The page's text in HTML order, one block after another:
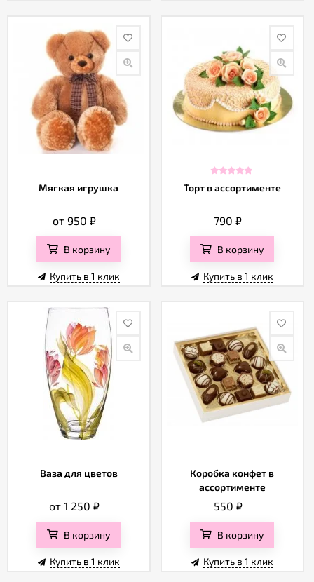
Мягкая игрушка
от 950₽
В корзину
Купить в 1 клик
Торт в ассортименте
790₽
В корзину
Купить в 1 клик
Ваза для цветов
от 1 250₽
В корзину
Купить в 1 клик
Коробка конфет в
ассортименте
550 ₽
В корзину
Купить в 1 клик